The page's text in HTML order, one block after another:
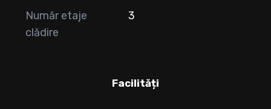
Număr etaje
clădire
3
Facilități